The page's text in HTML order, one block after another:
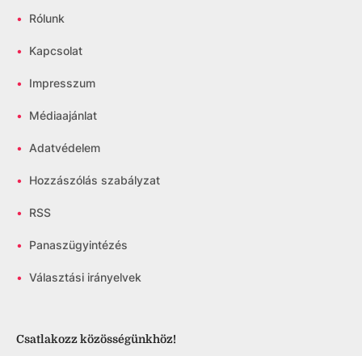
• Rólunk
• Kapcsolat
• Impresszum
• Médiaajánlat
• Adatvédelem
• Hozzászólás szabályzat
• RSS
• Panaszügyintézés
• Választási irányelvek
Csatlakozz közösségünkhöz!